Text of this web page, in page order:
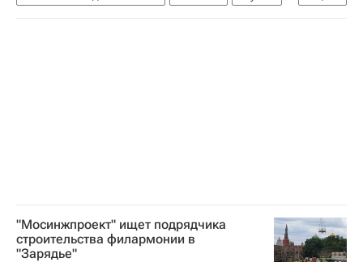
Екатеринбург
Усадьба Россия
"Мосинжпроект" ищет подрядчика
строительства филармонии в
"Зарядье"